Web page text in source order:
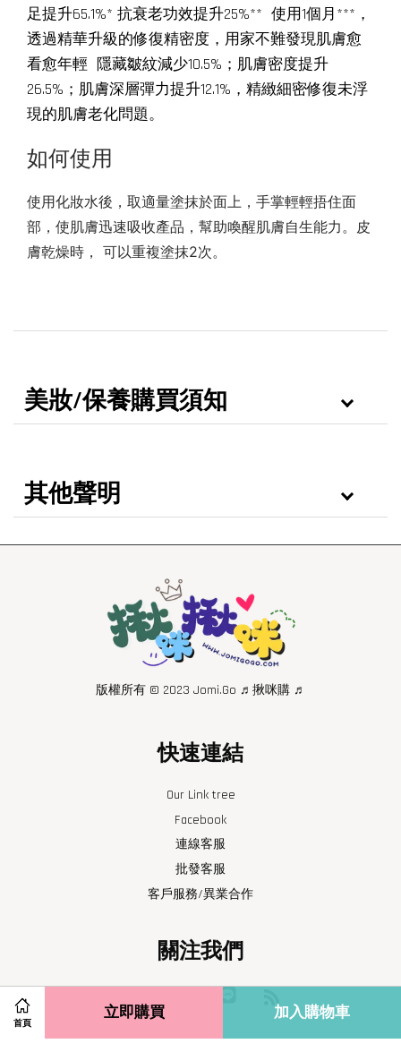
首頁
立即購買 加入購物車
足提升65.1%* 抗衰老功效提升25%** 使用1個月***，
透過精華升級的修復精密度，用家不難發現肌膚愈
看愈年輕 隱藏皺紋減少10.5%；肌膚密度提升
26.5%；肌膚深層彈力提升12.1%，精緻細密修復未浮
現的肌膚老化問題。
如何使用
使用化妝水後，取適量塗抹於面上，手掌輕輕捂住面
部，使肌膚迅速吸收產品，幫助喚醒肌膚自生能力。皮
膚乾燥時， 可以重複塗抹2次。
美妝/保養購買須知
其他聲明
版權所有 © 2023 Jomi.Go ♬揪咪購 ♬
快速連結
Our Link tree
Facebook
連線客服
批發客服
客戶服務/異業合作
關注我們